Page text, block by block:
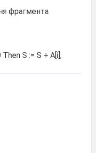
фрагмента
S := S + A[i];